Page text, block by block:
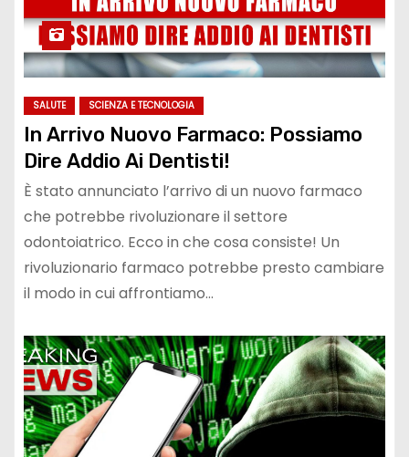
SALUTE SCIENZA E TECNOLOGIA
In Arrivo Nuovo Farmaco: Possiamo
Dire Addio Ai Dentisti!
È stato annunciato l’arrivo di un nuovo farmaco
che potrebbe rivoluzionare il settore
odontoiatrico. Ecco in che cosa consiste! Un
rivoluzionario farmaco potrebbe presto cambiare
il modo in cui affrontiamo…